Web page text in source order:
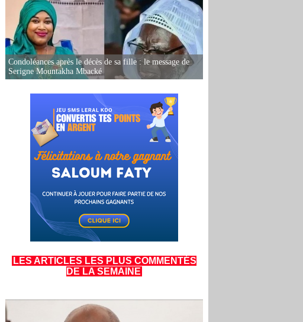
Condoléances après le décès de sa fille : le message de
Serigne Mountakha Mbacké
LES ARTICLES LES PLUS COMMENTÉS
DE LA SEMAINE